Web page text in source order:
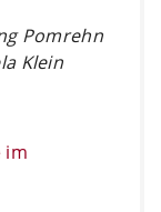
Pomrehn
Klein
im